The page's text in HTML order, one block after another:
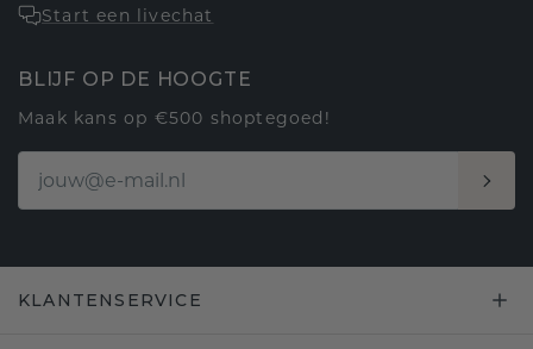
Start een livechat
BLIJF OP DE HOOGTE
Maak kans op €500 shoptegoed!
KLANTENSERVICE